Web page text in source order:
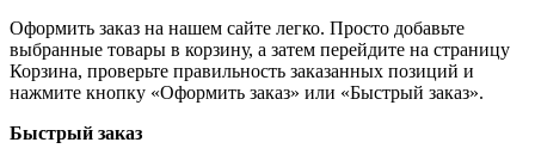
Оформить заказ на нашем сайте легко. Просто добавьте
выбранные товары в корзину, а затем перейдите на страницу
Корзина, проверьте правильность заказанных позиций и
нажмите кнопку «Оформить заказ» или «Быстрый заказ».
Быстрый заказ